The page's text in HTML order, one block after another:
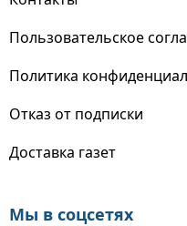
Пользовательское
Политика
Отказ от подписки
Доставка газет
Мы в соцсетях